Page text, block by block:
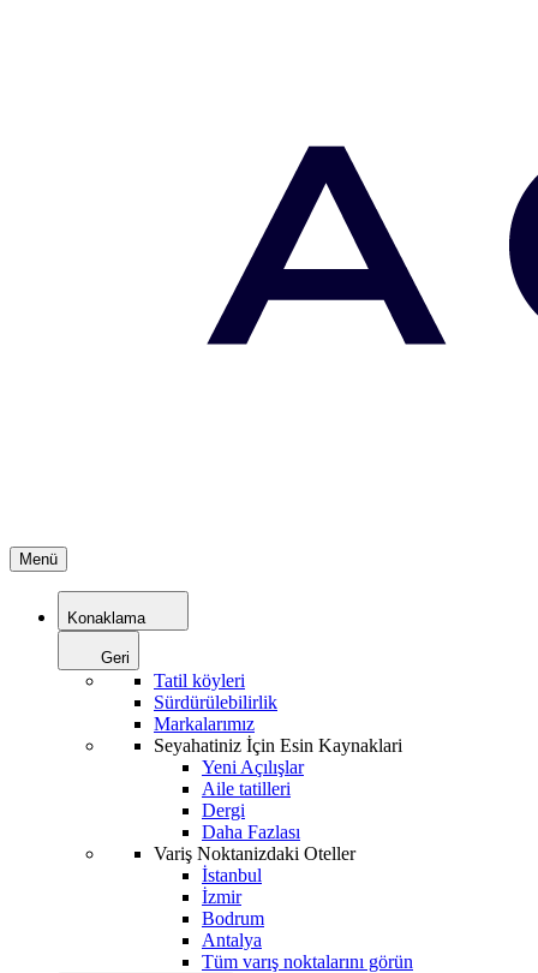
Menü
Konaklama
Geri
Tatil köyleri
Sürdürülebilirlik
Markalarımız
Seyahatiniz İçin Esin Kaynaklari
Yeni Açılışlar
Aile tatilleri
Dergi
Daha Fazlası
Variş Noktanizdaki Oteller
İstanbul
İzmir
Bodrum
Antalya
Tüm varış noktalarını görün